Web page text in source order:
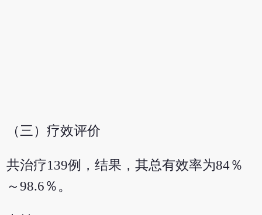
（三）疗效评价
共治疗139例，结果，其总有效率为84％
～98.6％。